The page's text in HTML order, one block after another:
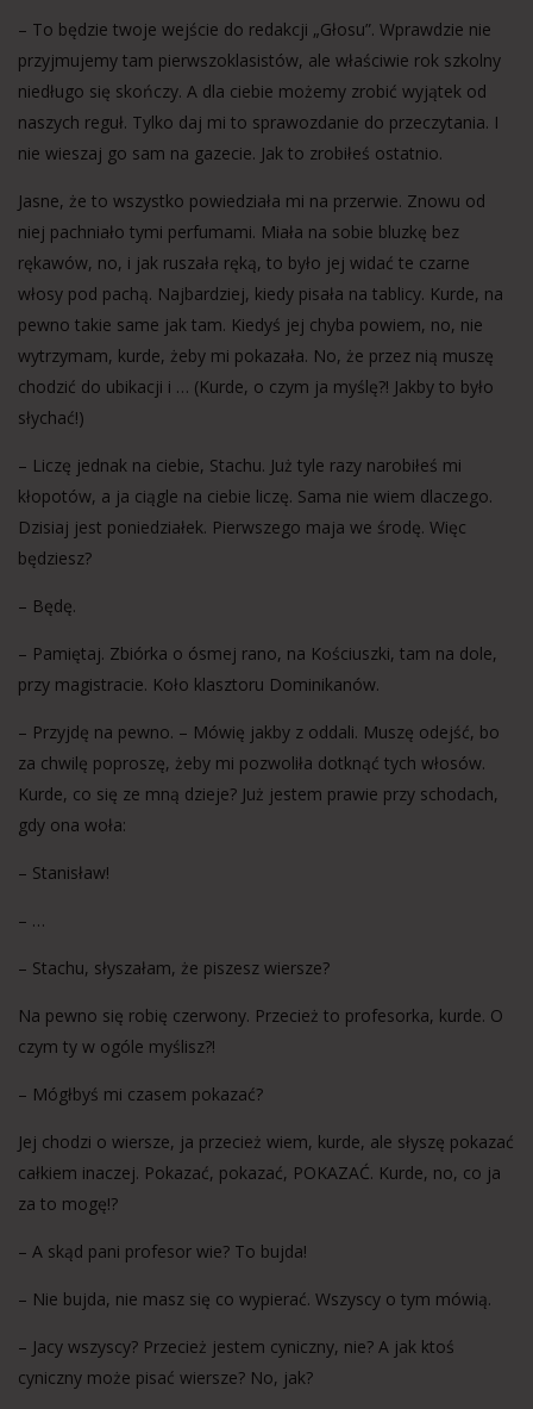
– To będzie twoje wejście do redakcji „Głosu”. Wprawdzie nie
przyjmujemy tam pierwszoklasistów, ale właściwie rok szkolny
niedługo się skończy. A dla ciebie możemy zrobić wyjątek od
naszych reguł. Tylko daj mi to sprawozdanie do przeczytania. I
nie wieszaj go sam na gazecie. Jak to zrobiłeś ostatnio.
Jasne, że to wszystko powiedziała mi na przerwie. Znowu od
niej pachniało tymi perfumami. Miała na sobie bluzkę bez
rękawów, no, i jak ruszała ręką, to było jej widać te czarne
włosy pod pachą. Najbardziej, kiedy pisała na tablicy. Kurde, na
pewno takie same jak tam. Kiedyś jej chyba powiem, no, nie
wytrzymam, kurde, żeby mi pokazała. No, że przez nią muszę
chodzić do ubikacji i … (Kurde, o czym ja myślę?! Jakby to było
słychać!)
– Liczę jednak na ciebie, Stachu. Już tyle razy narobiłeś mi
kłopotów, a ja ciągle na ciebie liczę. Sama nie wiem dlaczego.
Dzisiaj jest poniedziałek. Pierwszego maja we środę. Więc
będziesz?
– Będę.
– Pamiętaj. Zbiórka o ósmej rano, na Kościuszki, tam na dole,
przy magistracie. Koło klasztoru Dominikanów.
– Przyjdę na pewno. – Mówię jakby z oddali. Muszę odejść, bo
za chwilę poproszę, żeby mi pozwoliła dotknąć tych włosów.
Kurde, co się ze mną dzieje? Już jestem prawie przy schodach,
gdy ona woła:
– Stanisław!
– …
– Stachu, słyszałam, że piszesz wiersze?
Na pewno się robię czerwony. Przecież to profesorka, kurde. O
czym ty w ogóle myślisz?!
– Mógłbyś mi czasem pokazać?
Jej chodzi o wiersze, ja przecież wiem, kurde, ale słyszę pokazać
całkiem inaczej. Pokazać, pokazać, POKAZAĆ. Kurde, no, co ja
za to mogę!?
– A skąd pani profesor wie? To bujda!
– Nie bujda, nie masz się co wypierać. Wszyscy o tym mówią.
– Jacy wszyscy? Przecież jestem cyniczny, nie? A jak ktoś
cyniczny może pisać wiersze? No, jak?